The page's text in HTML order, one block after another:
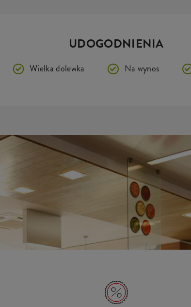
UDOGODNIENIA
Wielka dolewka Na wynos